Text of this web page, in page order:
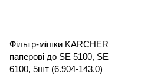
Фільтр-мішки KARCHER
паперові до SE 5100, SE
6100, 5шт (6.904-143.0)